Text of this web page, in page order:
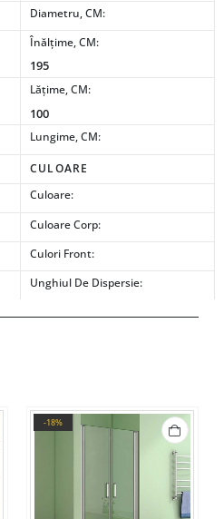
Diametru, CM:
Înălțime, CM:
195
Lățime, CM:
100
Lungime, CM:
CULOARE
Culoare:
Culoare Corp:
Culori Front:
Unghiul De Dispersie:
-18%